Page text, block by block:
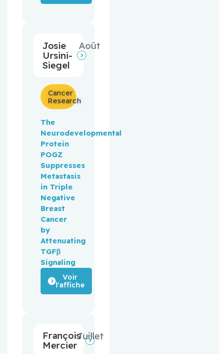
Josie
Ursini-
Siegel
Août
Cancer
Research
The
Neurodevelopmental
Protein
POGZ
Suppresses
Metastasis
in Triple
Negative
Breast
Cancer
by
Attenuating
TGFβ
Signaling
Voir
l'affiche
François
Mercier
Juillet